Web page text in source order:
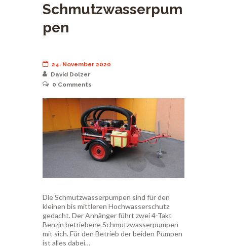
Schmutzwasserpum
pen
24. November 2020
David Dolzer
0 Comments
Die Schmutzwasserpumpen sind für den
kleinen bis mittleren Hochwasserschutz
gedacht. Der Anhänger führt zwei 4-Takt
Benzin betriebene Schmutzwasserpumpen
mit sich. Für den Betrieb der beiden Pumpen
ist alles dabei…